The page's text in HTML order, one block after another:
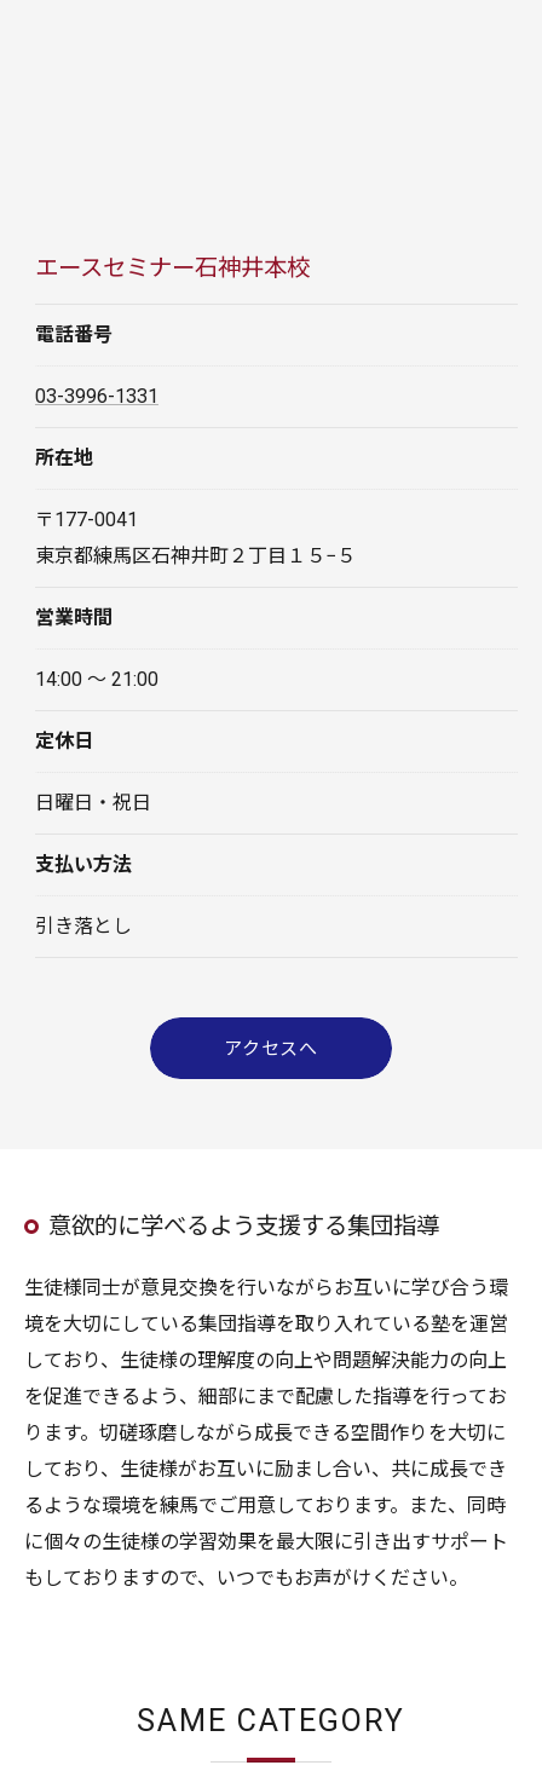
エースセミナー石神井本校
電話番号
03-3996-1331
所在地
〒177-0041
東京都練馬区石神井町２丁目１５−５
営業時間
14:00 〜 21:00
定休日
日曜日・祝日
支払い方法
引き落とし
アクセスへ
意欲的に学べるよう支援する集団指導
生徒様同士が意見交換を行いながらお互いに学び合う環
境を大切にしている集団指導を取り入れている塾を運営
しており、生徒様の理解度の向上や問題解決能力の向上
を促進できるよう、細部にまで配慮した指導を行ってお
ります。切磋琢磨しながら成長できる空間作りを大切に
しており、生徒様がお互いに励まし合い、共に成長でき
るような環境を練馬でご用意しております。また、同時
に個々の生徒様の学習効果を最大限に引き出すサポート
もしておりますので、いつでもお声がけください。
SAME CATEGORY